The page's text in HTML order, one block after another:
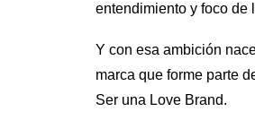
entendimiento y foco de
Y con esa ambición
marca que forme parte
Ser una Love Brand.